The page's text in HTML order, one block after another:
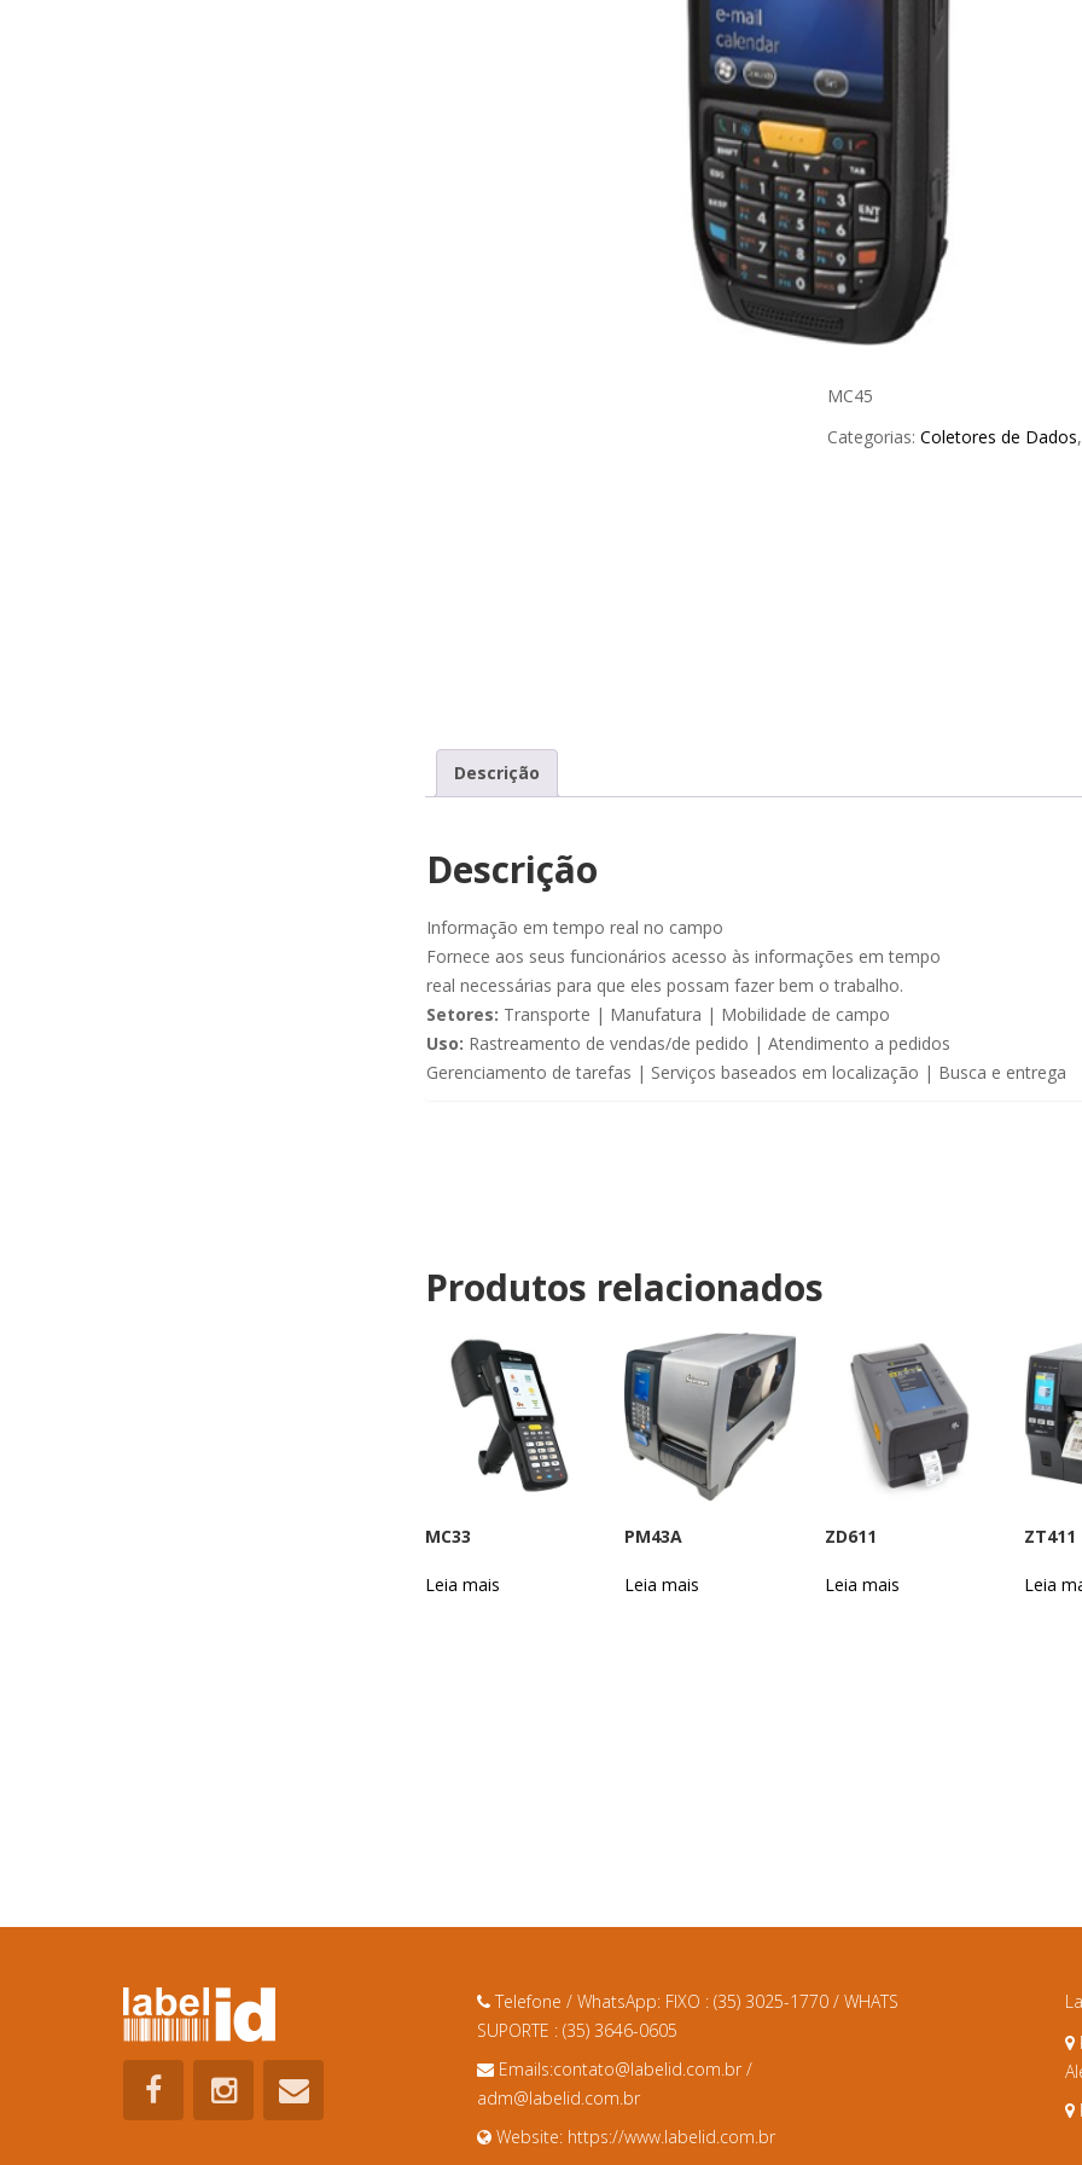
MC45
Categorias: Coletores de Dados
Descrição
Descrição
Informação em tempo real no campo
Fornece aos seus funcionários acesso às informações em tempo
real necessárias para que eles possam fazer bem o trabalho.
Setores: Transporte | Manufatura | Mobilidade de campo
Uso: Rastreamento de vendas/de pedido | Atendimento a pedidos
Gerenciamento de tarefas | Serviços baseados em localização | Busca e entrega
Produtos relacionados
MC33
Leia mais
PM43A
Leia mais
ZD611
Leia mais
ZT411
Leia
Telefone / WhatsApp:FIXO : (35) 3025-1770 / WHATS
SUPORTE : (35) 3646-0605
Emails:contato@labelid.com.br /
adm@labelid.com.br
Website: https://www.labelid.com.br